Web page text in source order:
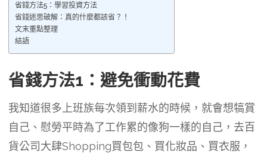
省錢方法5：學習投資方法
省錢迷思破解：真的什麼都該省？！
文末重點整理
結語
省錢方法1：避免衝動花費
我知道很多上班族每次領到薪水的時候，就會想犒賞
自己、慰勞平時為了工作累的像狗一樣的自己，去百
貨公司大肆Shopping買包包、買化妝品、買衣服，